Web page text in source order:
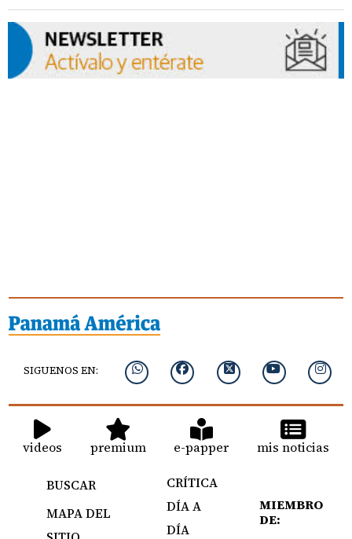
SIGUENOS EN:
videos premium e-papper mis noticias
BUSCAR
MAPA DEL
CRÍTICA
DÍA A
DÍA
MIEMBRO
DE: